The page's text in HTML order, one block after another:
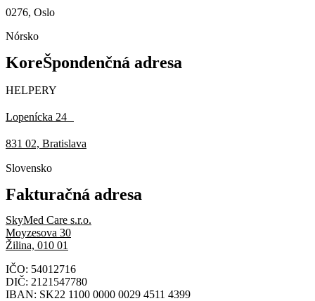
0276, Oslo
Nórsko
KoreŠpondenčná adresa
HELPERY
Lopenícka 24
831 02, Bratislava
Slovensko
Fakturačná adresa
SkyMed Care s.r.o.
Moyzesova 30
Žilina, 010 01
IČO: 54012716
DIČ: 2121547780
IBAN: SK22 1100 0000 0029 4511 4399